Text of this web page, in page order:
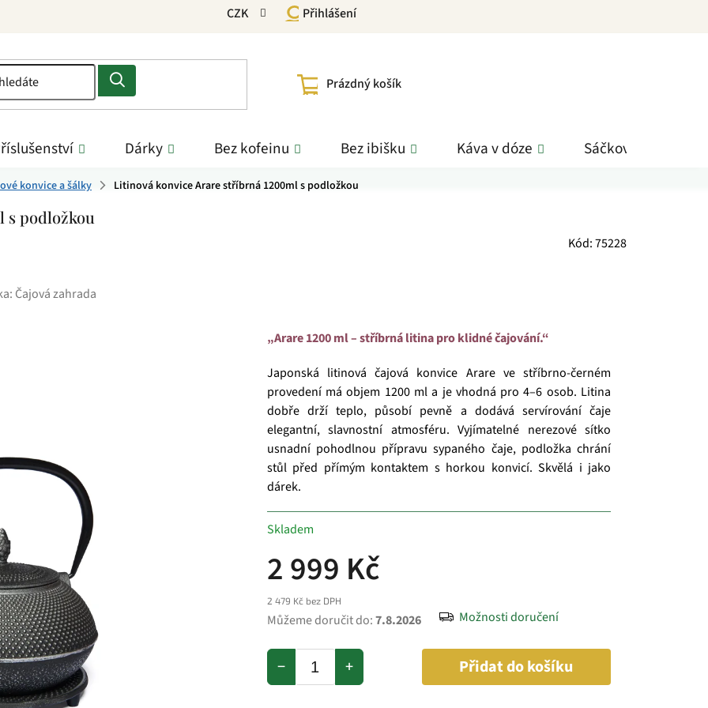
CZK Přihlášení
NÁKUPNÍ
Prázdný košík
Dárky Bez kofeinu Bez ibišku Káva v dóze Sáčkové čaje
konvice a šálky Litinová konvice Arare stříbrná 1200ml s podložkou
s podložkou
Kód:75228
Čajová zahrada
2 999 Kč
2 479 Kč bez DPH
Skladem
Můžeme doručit do:7.8.2026 Možnosti doručení
+
− Přidat do košíku
„Arare 1200 ml – stříbrná litina pro klidné čajování.“
Japonská litinová čajová konvice Arare ve stříbrno-černém
provedení má objem 1200 ml a je vhodná pro 4–6 osob. Litina
dobře drží teplo, působí pevně a dodává servírování čaje
elegantní, slavnostní atmosféru. Vyjímatelné nerezové sítko
usnadní pohodlnou přípravu sypaného čaje, podložka chrání
stůl před přímým kontaktem s horkou konvicí. Skvělá i jako
dárek.